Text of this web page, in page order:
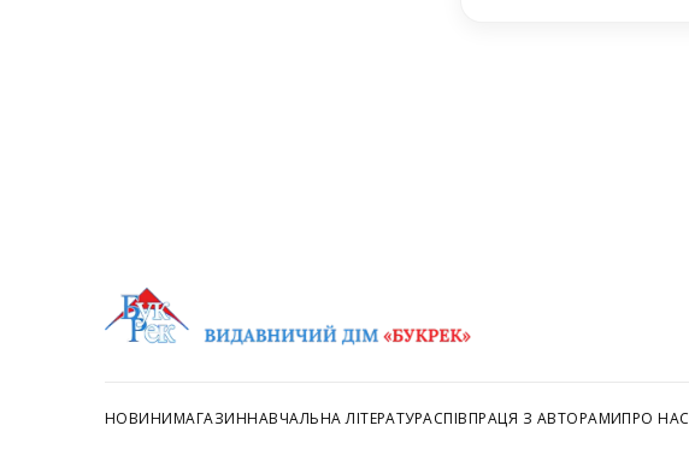
НОВИНИМАГАЗИННАВЧАЛЬНА ЛІТЕРАТУРАСПІВПРАЦЯ З АВТОРАМИПРО НАС